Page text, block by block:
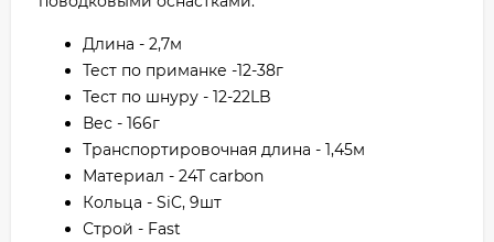
Длина - 2,7м
Тест по приманке -12-38г
Тест по шнуру - 12-22LB
Вес - 166г
Транспортировочная длина - 1,45м
Материал - 24Т carbon
Кольца - SiC, 9шт
Строй - Fast